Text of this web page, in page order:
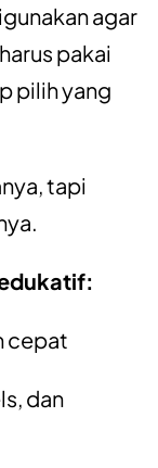
agar
pakai
pilih yang
tapi
cepat
dan